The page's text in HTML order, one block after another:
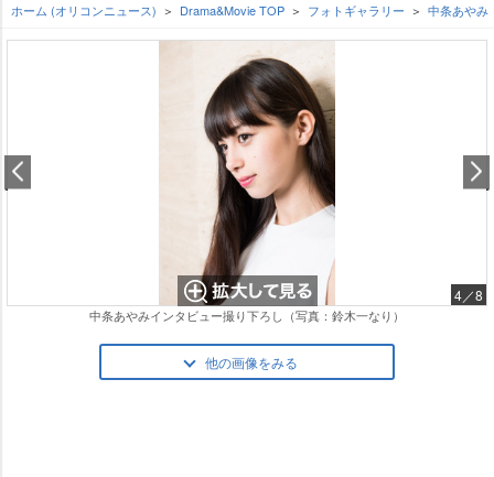
ホーム (オリコンニュース) Drama&Movie TOP フォトギャラリー 中条あやみ
4／8
中条あやみインタビュー撮り下ろし（写真：鈴木一なり）
他の画像をみる